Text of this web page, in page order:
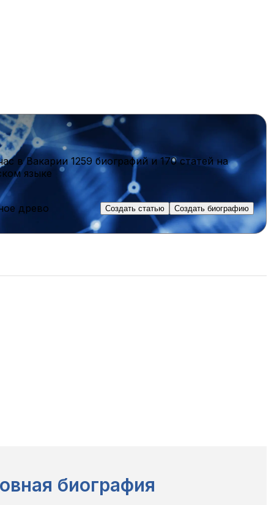
в Вакарии1259 биографийи170 статей на
языке
древо Создать статью Создать биографию
биография